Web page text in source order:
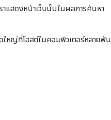
าแสดงหน้าเว็บนั้นในผลการค้นหา
ใหญ่ที่โฮสต์ในคอมพิวเตอร์หลายพัน